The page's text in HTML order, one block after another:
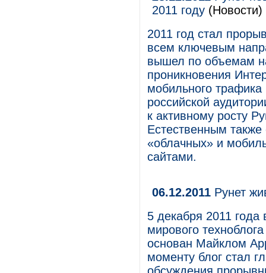
2011 году (Новости)
2011 год стал
всем ключевым
вышел по объемам
проникновения
мобильного трафика
российской
к активному росту
Естественным также
«облачных» и
сайтами.
06.12.2011 Рунет
5 декабря 2011
мирового
основан Майклом
моменту блог стал